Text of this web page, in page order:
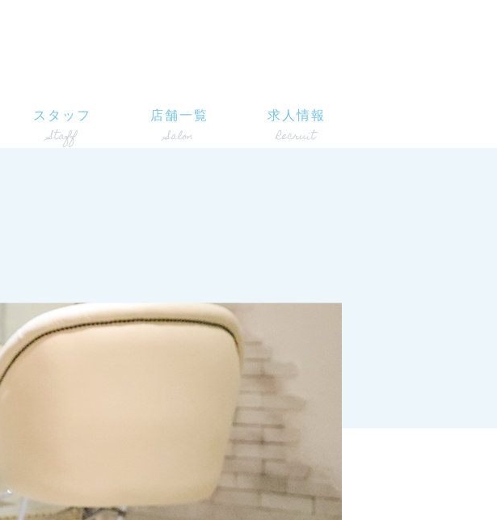
スタッフ 店舗一覧 求人情報